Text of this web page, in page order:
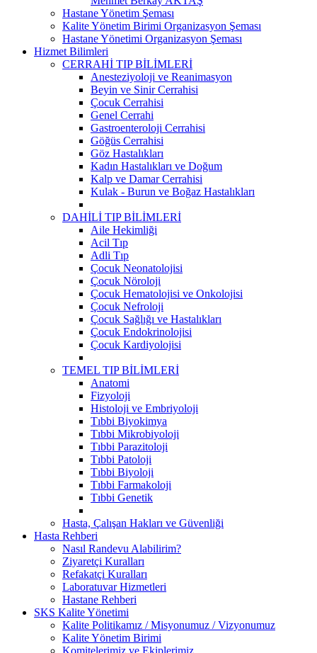
Hastane Yönetim Şeması
Kalite Yönetim Birimi Organizasyon Şeması
Hastane Yönetimi Organizasyon Şeması
Hizmet Bilimleri
CERRAHİ TIP BİLİMLERİ
Anesteziyoloji ve Reanimasyon
Beyin ve Sinir Cerrahisi
Çocuk Cerrahisi
Genel Cerrahi
Gastroenteroloji Cerrahisi
Göğüs Cerrahisi
Göz Hastalıkları
Kadın Hastalıkları ve Doğum
Kalp ve Damar Cerrahisi
Kulak - Burun ve Boğaz Hastalıkları
DAHİLİ TIP BİLİMLERİ
Aile Hekimliği
Acil Tıp
Adli Tıp
Çocuk Neonatolojisi
Çocuk Nöroloji
Çocuk Hematolojisi ve Onkolojisi
Çocuk Nefroloji
Çocuk Sağlığı ve Hastalıkları
Çocuk Endokrinolojisi
Çocuk Kardiyolojisi
TEMEL TIP BİLİMLERİ
Anatomi
Fizyoloji
Histoloji ve Embriyoloji
Tıbbi Biyokimya
Tıbbi Mikrobiyoloji
Tıbbi Parazitoloji
Tıbbi Patoloji
Tıbbi Biyoloji
Tıbbi Farmakoloji
Tıbbi Genetik
Hasta, Çalışan Hakları ve Güvenliği
Hasta Rehberi
Nasıl Randevu Alabilirim?
Ziyaretçi Kuralları
Refakatçi Kuralları
Laboratuvar Hizmetleri
Hastane Rehberi
SKS Kalite Yönetimi
Kalite Politikamız / Misyonumuz / Vizyonumuz
Kalite Yönetim Birimi
Komitelerimiz ve Ekiplerimiz